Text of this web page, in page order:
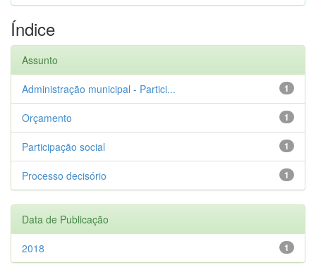
Índice
Assunto
1
Administração municipal - Partici...
1
Orçamento
1
Participação social
1
Processo decisório
Data de Publicação
1
2018